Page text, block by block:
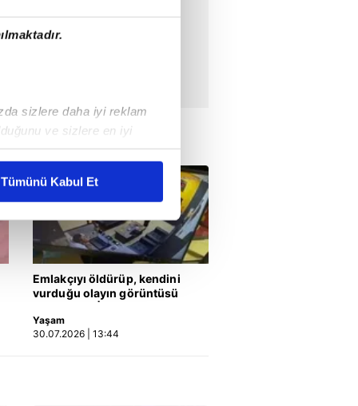
sizlere daha iyi reklam
ve sizlere en iyi
karşılamak
kullanılmaktadır. Bu
sunulması
ve sizlere yönelik
detaylı bilgi için Ayarlar
Tümünü Kabul Et
Emlakçıyı öldürüp, kendini
vurduğu olayın görüntüsü
Yaşam
30.07.2026 | 13:44